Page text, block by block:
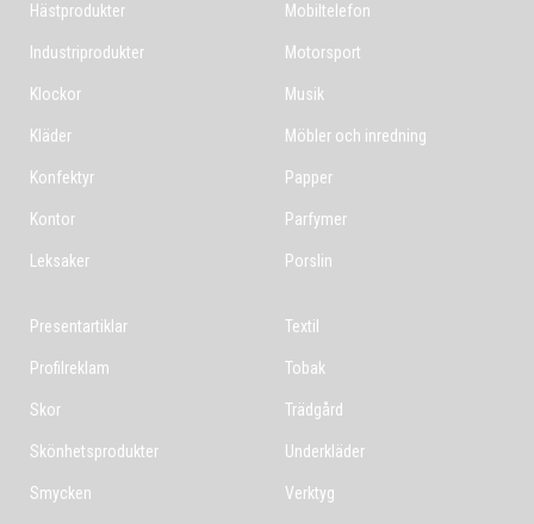
Hästprodukter
Industriprodukter
Klockor
Kläder
Konfektyr
Kontor
Leksaker
Mobiltelefon
Motorsport
Musik
Möbler och inredning
Papper
Parfymer
Porslin
Presentartiklar
Profilreklam
Skor
Skönhetsprodukter
Smycken
Textil
Tobak
Trädgård
Underkläder
Verktyg